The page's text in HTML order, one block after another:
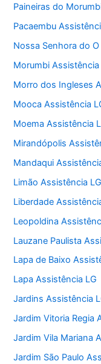
Paineiras do
Pacaembu
Nossa Senhora do
Morumbi Assistência
Morro dos Ingleses
Mooca Assistência
Moema Assistência
Mirandópolis
Mandaqui
Limão Assistência LG
Liberdade
Leopoldina
Lauzane Paulista
Lapa de Baixo
Lapa Assistência LG
Jardins Assistência
Jardim Vitoria Regia
Jardim Vila Mariana
Jardim São Paulo